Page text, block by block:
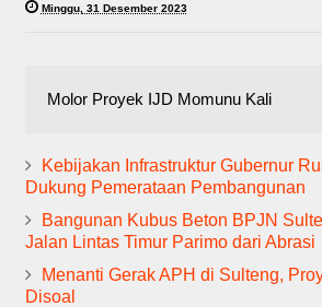
Minggu, 31 Desember 2023
Molor Proyek IJD Momunu Kali
Kebijakan Infrastruktur Gubernur
Dukung Pemerataan Pembangunan
Bangunan Kubus Beton BPJN
Jalan Lintas Timur Parimo dari Abrasi
Menanti Gerak APH di Sulteng,
Disoal